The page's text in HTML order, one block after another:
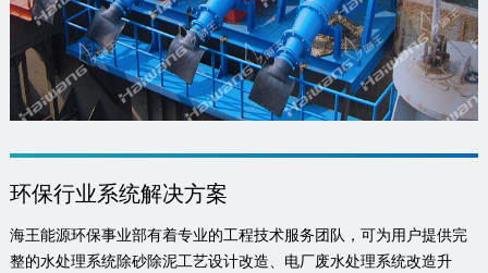
环保行业系统解决方案
海王能源环保事业部有着专业的工程技术服务团队，可为用户提供完
整的水处理系统除砂除泥工艺设计改造、电厂废水处理系统改造升